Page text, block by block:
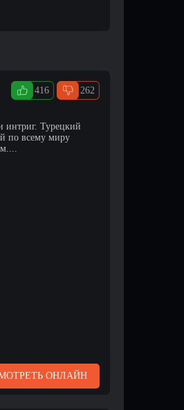
416 262
интриг. Турецкий
по всему миру
ОНЛАЙН